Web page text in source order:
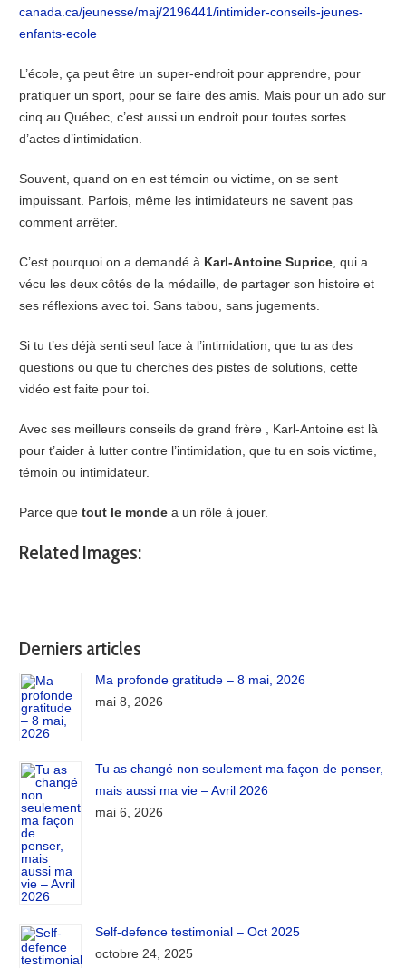
canada.ca/jeunesse/maj/2196441/intimider-conseils-jeunes-
enfants-ecole
L’école, ça peut être un super-endroit pour apprendre, pour
pratiquer un sport, pour se faire des amis. Mais pour un ado sur
cinq au Québec, c’est aussi un endroit pour toutes sortes
d’actes d’intimidation.
Souvent, quand on en est témoin ou victime, on se sent
impuissant. Parfois, même les intimidateurs ne savent pas
comment arrêter.
C’est pourquoi on a demandé à Karl-Antoine Suprice , qui a
vécu les deux côtés de la médaille, de partager son histoire et
ses réflexions avec toi. Sans tabou, sans jugements.
Si tu t’es déjà senti seul face à l’intimidation, que tu as des
questions ou que tu cherches des pistes de solutions, cette
vidéo est faite pour toi.
Avec ses meilleursconseils de grand frère
, Karl-Antoine est là
pour t’aider à lutter contre l’intimidation, que tu en sois victime,
témoin ou intimidateur.
Parce quetout le mondea un rôle à jouer.
Related Images:
Derniers articles
Ma profonde gratitude – 8 mai, 2026
mai 8, 2026
Tu as changé non seulement ma façon de penser,
mais aussi ma vie – Avril 2026
mai 6, 2026
Self-defence testimonial – Oct 2025
octobre 24, 2025